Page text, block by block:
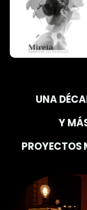
UNA
Y
PROYECTOS